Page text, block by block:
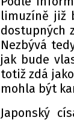
limuzíně již
dostupných
Nezbývá
jak bude
totiž zdá
mohla být
Japonský